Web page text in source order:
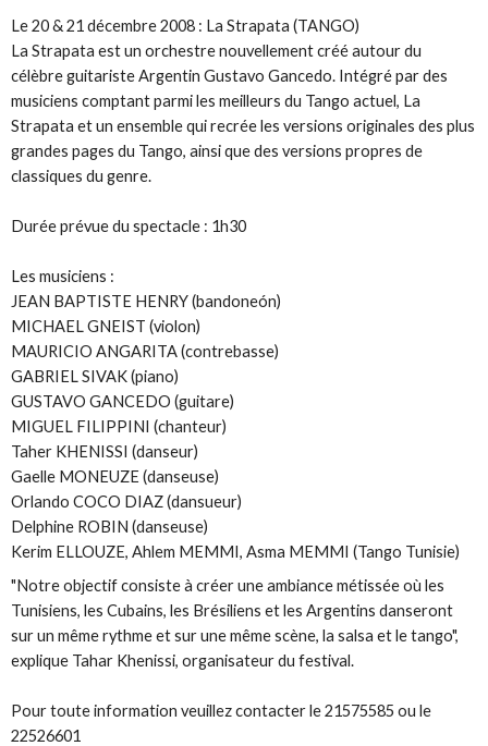
Le 20 & 21 décembre 2008 : La Strapata (TANGO)
La Strapata est un orchestre nouvellement créé autour du
célèbre guitariste Argentin Gustavo Gancedo. Intégré par des
musiciens comptant parmi les meilleurs du Tango actuel, La
Strapata et un ensemble qui recrée les versions originales des plus
grandes pages du Tango, ainsi que des versions propres de
classiques du genre.
Durée prévue du spectacle : 1h30
Les musiciens :
JEAN BAPTISTE HENRY (bandoneón)
MICHAEL GNEIST (violon)
MAURICIO ANGARITA (contrebasse)
GABRIEL SIVAK (piano)
GUSTAVO GANCEDO (guitare)
MIGUEL FILIPPINI (chanteur)
Taher KHENISSI (danseur)
Gaelle MONEUZE (danseuse)
Orlando COCO DIAZ (dansueur)
Delphine ROBIN (danseuse)
Kerim ELLOUZE, Ahlem MEMMI, Asma MEMMI (Tango Tunisie)
"Notre objectif consiste à créer une ambiance métissée où les
Tunisiens, les Cubains, les Brésiliens et les Argentins danseront
sur un même rythme et sur une même scène, la salsa et le tango",
explique Tahar Khenissi, organisateur du festival.
Pour toute information veuillez contacter le 21575585 ou le
22526601